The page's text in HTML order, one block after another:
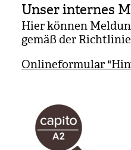
Unser internes
Hier kön­nen
gemäß der
Onlineformular